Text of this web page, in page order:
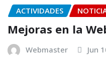
ACTIVIDADES
Mejoras en la
Webmaster Jun